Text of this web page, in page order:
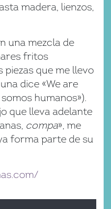
madera, lienzos,
una mezcla de
fritos
piezas que me llevo
dice «We are
humanos»).
que lleva adelante
compa», me
forma parte de su